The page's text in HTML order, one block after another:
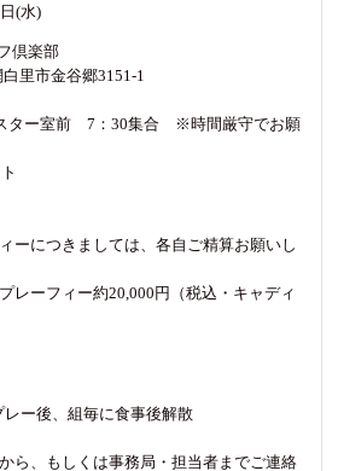
(水)
倶楽部
白里市金谷郷3151-1
ター室前 7：30集合 ※時間厳守でお願
ート
ーにつきましては、各自ご精算お願いし
レーフィー約20,000円（税込・キャディ
後、組毎に食事後解散
ら、もしくは事務局・担当者までご連絡